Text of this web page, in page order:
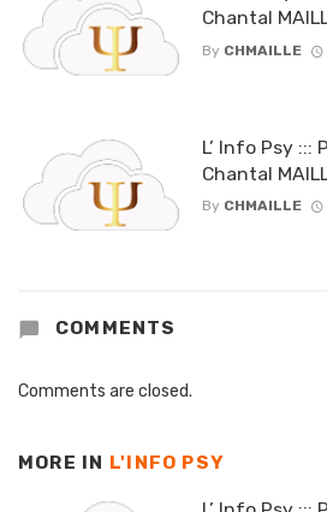
Chantal
By CHMAILLE
L’ Info Psy :::
Chantal
By CHMAILLE
COMMENTS
Comments are closed.
MORE IN L'INFO PSY